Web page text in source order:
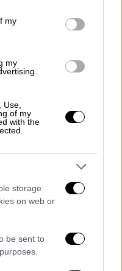
in below Google
my
my
of my
with the
storage
on web or
be sent to
12:16
για τη
- Βολές από